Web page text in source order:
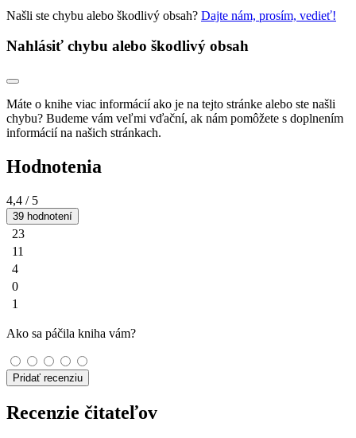
Našli ste chybu alebo škodlivý obsah? Dajte nám, prosím, vedieť!
Nahlásiť chybu alebo škodlivý obsah
Máte o knihe viac informácií ako je na tejto stránke alebo ste našli
chybu? Budeme vám veľmi vďační, ak nám pomôžete s doplnením
informácií na našich stránkach.
Hodnotenia
4,4 / 5
39 hodnotení
23
11
4
0
1
Ako sa páčila kniha vám?
Pridať recenziu
Recenzie čitateľov